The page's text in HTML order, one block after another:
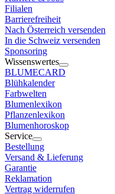
Filialen
Barrierefreiheit
Nach Österreich versenden
In die Schweiz versenden
Sponsoring
Wissenswertes
BLUMECARD
Blühkalender
Farbwelten
Blumenlexikon
Pflanzenlexikon
Blumenhoroskop
Service
Bestellung
Versand & Lieferung
Garantie
Reklamation
Vertrag widerrufen